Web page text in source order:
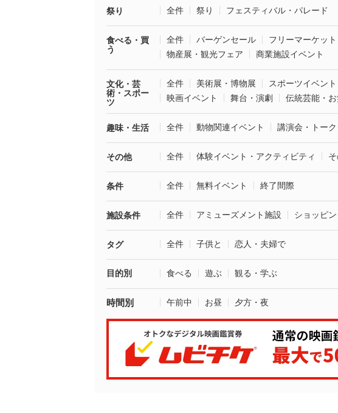
祭り 全件 祭り フェスティバル・パレード
食べる・買
う
全件 バーゲンセール フリーマーケット
物産展・観光フェア
商業施設イベント
文化・芸
術・スポー
ツ
全件 美術展・博物展 スポーツイベント
映画イベント
舞台・演劇 伝統芸能・
趣味・生活 全件 動物関連イベント 講演会・トー
その他 全件 体験イベント・アクティビティ
条件 全件 無料イベント 終了間際
施設条件 全件 アミューズメント施設 ショッピ
タグ 全件 子供と 恋人・夫婦で
目的別 食べる 遊ぶ 観る・学ぶ
時間別 午前中 お昼 夕方・夜